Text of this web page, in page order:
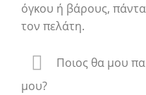
όγκου ή βάρους,
τον πελάτη.
Ποιος θα μου
μου?